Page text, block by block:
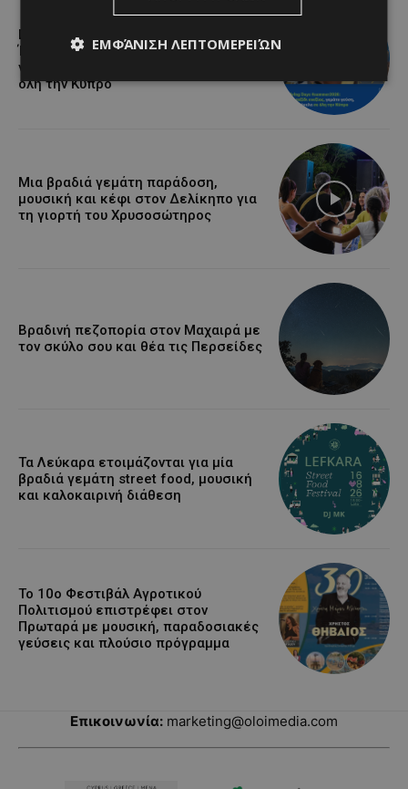
Lidl Better Living Days #summer2026:
Ένα μοναδικό ταξίδι ευεξίας, γεμάτο
γεύση, ενέργεια και χαμόγελα σε
όλη την Κύπρο
Μια βραδιά γεμάτη παράδοση,
μουσική και κέφι στον Δελίκηπο για
τη γιορτή του Χρυσοσώτηρος
Βραδινή πεζοπορία στον Μαχαιρά με
τον σκύλο σου και θέα τις Περσείδες
Τα Λεύκαρα ετοιμάζονται για μία
βραδιά γεμάτη street food, μουσική
και καλοκαιρινή διάθεση
Το 10ο Φεστιβάλ Αγροτικού
Πολιτισμού επιστρέφει στον
Πρωταρά με μουσική, παραδοσιακές
γεύσεις και πλούσιο πρόγραμμα
Επικοινωνία: marketing@oloimedia.com
ΕΜΦΆΝΙΣΗ ΛΕΠΤΟΜΕΡΕΙΏΝ